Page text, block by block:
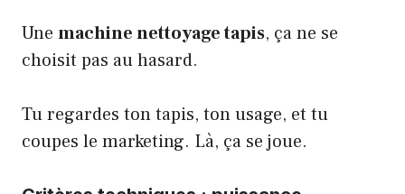
Une machine nettoyage tapis, ça ne se
choisit pas au hasard.
Tu regardes ton tapis, ton usage, et tu
coupes le marketing. Là, ça se joue.